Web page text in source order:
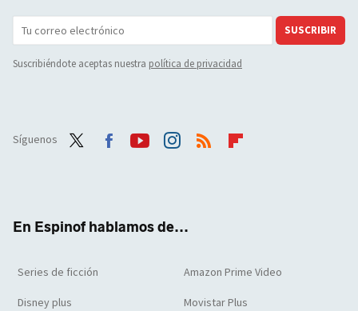
SUSCRIBIR
Suscribiéndote aceptas nuestra política de privacidad
Síguenos
En Espinof hablamos de...
Series de ficción Amazon Prime Video
Disney plus Movistar Plus